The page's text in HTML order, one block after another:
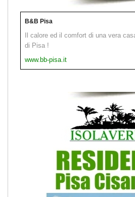
B&B Pisa
Il calore ed il comfort di una vera
di Pisa !
www.bb-pisa.it